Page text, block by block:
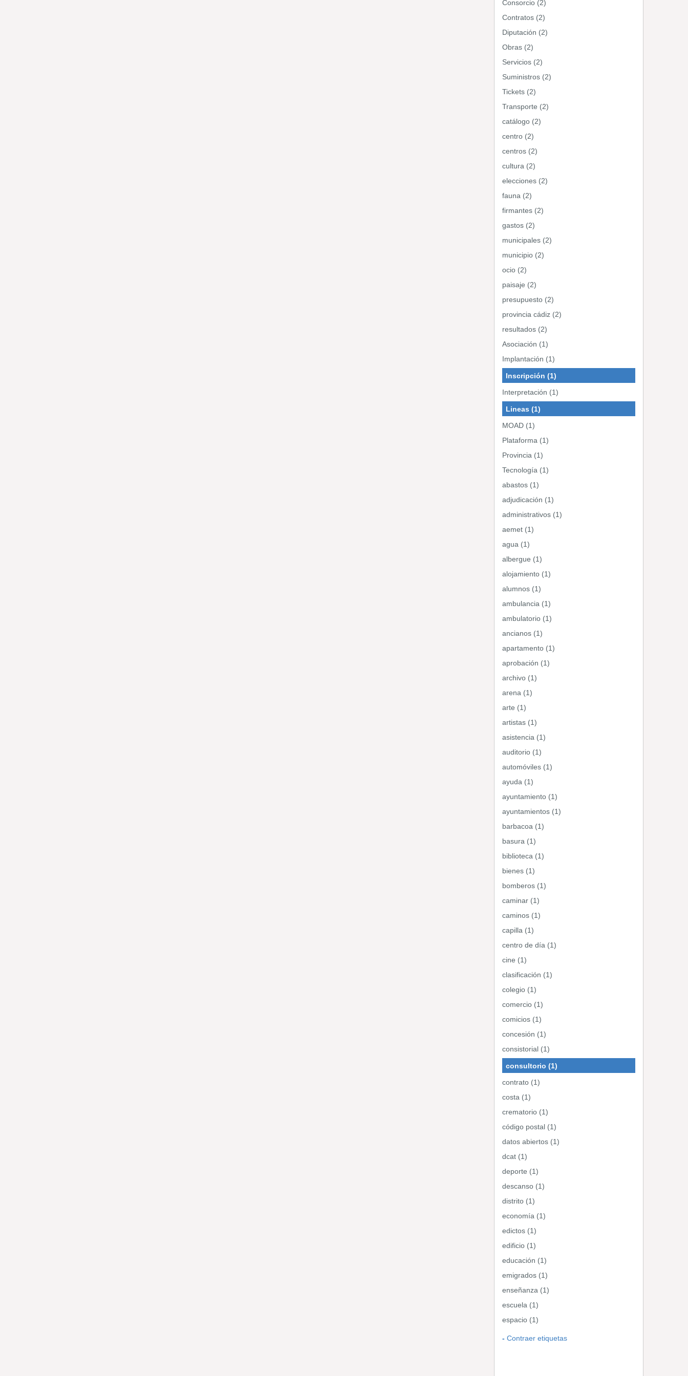
Consorcio (2)
Contratos (2)
Diputación (2)
Obras (2)
Servicios (2)
Suministros (2)
Tickets (2)
Transporte (2)
catálogo (2)
centro (2)
centros (2)
cultura (2)
elecciones (2)
fauna (2)
firmantes (2)
gastos (2)
municipales (2)
municipio (2)
ocio (2)
paisaje (2)
presupuesto (2)
provincia cádiz (2)
resultados (2)
Asociación (1)
Implantación (1)
Inscripción (1)
Interpretación (1)
Lineas (1)
MOAD (1)
Plataforma (1)
Provincia (1)
Tecnología (1)
abastos (1)
adjudicación (1)
administrativos (1)
aemet (1)
agua (1)
albergue (1)
alojamiento (1)
alumnos (1)
ambulancia (1)
ambulatorio (1)
ancianos (1)
apartamento (1)
aprobación (1)
archivo (1)
arena (1)
arte (1)
artistas (1)
asistencia (1)
auditorio (1)
automóviles (1)
ayuda (1)
ayuntamiento (1)
ayuntamientos (1)
barbacoa (1)
basura (1)
biblioteca (1)
bienes (1)
bomberos (1)
caminar (1)
caminos (1)
capilla (1)
centro de día (1)
cine (1)
clasificación (1)
colegio (1)
comercio (1)
comicios (1)
concesión (1)
consistorial (1)
consultorio (1)
contrato (1)
costa (1)
crematorio (1)
código postal (1)
datos abiertos (1)
dcat (1)
deporte (1)
descanso (1)
distrito (1)
economía (1)
edictos (1)
edificio (1)
educación (1)
emigrados (1)
enseñanza (1)
escuela (1)
espacio (1)
Contraer etiquetas